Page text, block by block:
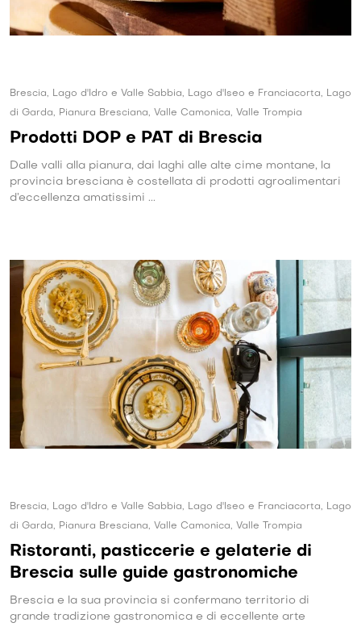
Brescia, Lago d'Idro e Valle Sabbia, Lago d'Iseo e Franciacorta, Lago
di Garda, Pianura Bresciana, Valle Camonica, Valle Trompia
Prodotti DOP e PAT di Brescia
Dalle valli alla pianura, dai laghi alle alte cime montane, la
provincia bresciana è costellata di prodotti agroalimentari
d’eccellenza amatissimi ...
Brescia, Lago d'Idro e Valle Sabbia, Lago d'Iseo e Franciacorta, Lago
di Garda, Pianura Bresciana, Valle Camonica, Valle Trompia
Ristoranti, pasticcerie e gelaterie di
Brescia sulle guide gastronomiche
Brescia e la sua provincia si confermano territorio di
grande tradizione gastronomica e di eccellente arte